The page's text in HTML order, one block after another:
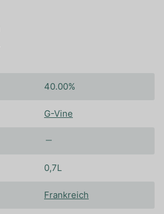
40.00%
G-Vine
0,7L
Frankreich